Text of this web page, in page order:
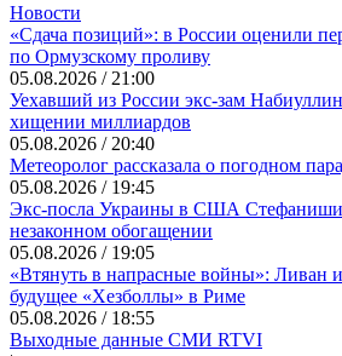
Новости
«Сдача позиций»: в России оценили
по Ормузскому проливу
05.08.2026 / 21:00
Уехавший из России экс-зам
хищении миллиардов
05.08.2026 / 20:40
Метеоролог рассказала о погодном
05.08.2026 / 19:45
Экс-посла Украины в США
незаконном обогащении
05.08.2026 / 19:05
«Втянуть в напрасные войны»: Ливан
будущее «Хезболлы» в Риме
05.08.2026 / 18:55
Выходные данные СМИ RTVI